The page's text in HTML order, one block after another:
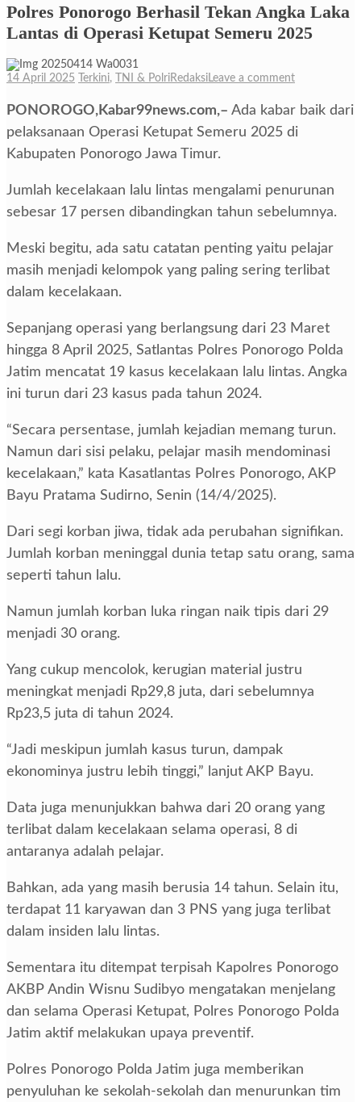
Polres Ponorogo Berhasil Tekan Angka Laka
Lantas di Operasi Ketupat Semeru 2025
14 April 2025 Terkini, TNI & PolriRedaksiLeave a comment
PONOROGO,Kabar99news.com,– Ada kabar baik dari
pelaksanaan Operasi Ketupat Semeru 2025 di
Kabupaten Ponorogo Jawa Timur.
Jumlah kecelakaan lalu lintas mengalami penurunan
sebesar 17 persen dibandingkan tahun sebelumnya.
Meski begitu, ada satu catatan penting yaitu pelajar
masih menjadi kelompok yang paling sering terlibat
dalam kecelakaan.
Sepanjang operasi yang berlangsung dari 23 Maret
hingga 8 April 2025, Satlantas Polres Ponorogo Polda
Jatim mencatat 19 kasus kecelakaan lalu lintas. Angka
ini turun dari 23 kasus pada tahun 2024.
“Secara persentase, jumlah kejadian memang turun.
Namun dari sisi pelaku, pelajar masih mendominasi
kecelakaan,” kata Kasatlantas Polres Ponorogo, AKP
Bayu Pratama Sudirno, Senin (14/4/2025).
Dari segi korban jiwa, tidak ada perubahan signifikan.
Jumlah korban meninggal dunia tetap satu orang, sama
seperti tahun lalu.
Namun jumlah korban luka ringan naik tipis dari 29
menjadi 30 orang.
Yang cukup mencolok, kerugian material justru
meningkat menjadi Rp29,8 juta, dari sebelumnya
Rp23,5 juta di tahun 2024.
“Jadi meskipun jumlah kasus turun, dampak
ekonominya justru lebih tinggi,” lanjut AKP Bayu.
Data juga menunjukkan bahwa dari 20 orang yang
terlibat dalam kecelakaan selama operasi, 8 di
antaranya adalah pelajar.
Bahkan, ada yang masih berusia 14 tahun. Selain itu,
terdapat 11 karyawan dan 3 PNS yang juga terlibat
dalam insiden lalu lintas.
Sementara itu ditempat terpisah Kapolres Ponorogo
AKBP Andin Wisnu Sudibyo mengatakan menjelang
dan selama Operasi Ketupat, Polres Ponorogo Polda
Jatim aktif melakukan upaya preventif.
Polres Ponorogo Polda Jatim juga memberikan
penyuluhan ke sekolah-sekolah dan menurunkan tim